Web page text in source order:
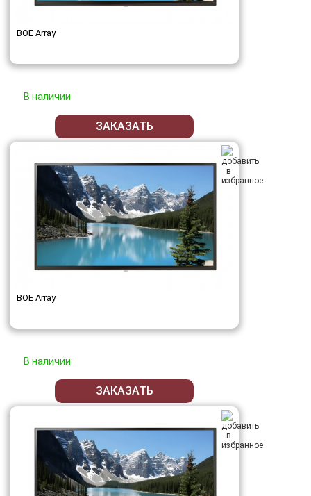
BOE Array
В наличии
ЗАКАЗАТЬ
BOE Array
В наличии
ЗАКАЗАТЬ